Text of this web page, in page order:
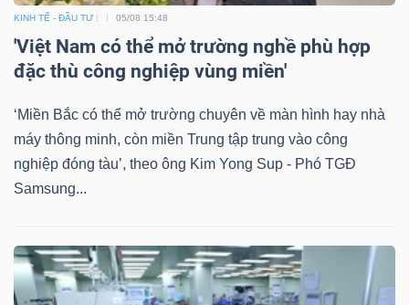
KINH TẾ - ĐẦU TƯ 05/08 15:48
'Việt Nam có thể mở trường nghề phù hợp
đặc thù công nghiệp vùng miền'
‘Miền Bắc có thể mở trường chuyên về màn hình hay nhà
máy thông minh, còn miền Trung tập trung vào công
nghiệp đóng tàu’, theo ông Kim Yong Sup - Phó TGĐ
Samsung...